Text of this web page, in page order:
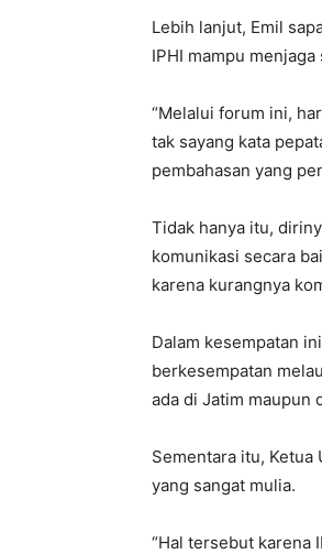
Lebih lanjut, Emil
IPHI mampu
“Melalui forum ini,
tak sayang kata
pembahasan yang
Tidak hanya itu,
komunikasi secara
karena kurangnya
Dalam kesempatan
berkesempatan
ada di Jatim maupun
Sementara itu, Ketua
yang sangat mulia.
“Hal tersebut karena